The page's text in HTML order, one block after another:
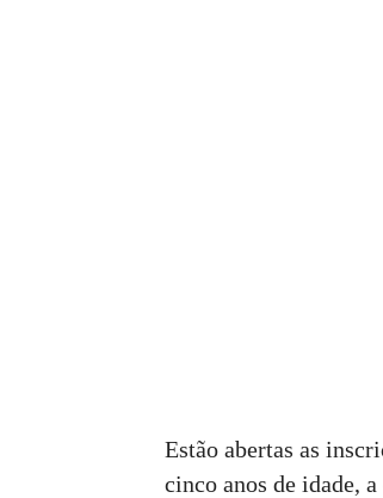
Estão abertas as
cinco anos de idade,